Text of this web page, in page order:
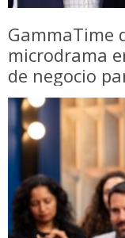
GammaTime
microdrama
de negocio